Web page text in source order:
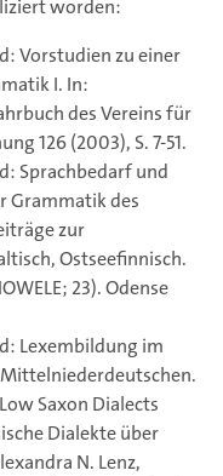
worden:
Vorstudien zu einer
I. In:
des Vereins für
126 (2003), S. 7-51.
Sprachbedarf und
Grammatik des
zur
Ostseefinnisch.
23). Odense
Lexembildung im
Saxon Dialects
Dialekte über
N. Lenz,